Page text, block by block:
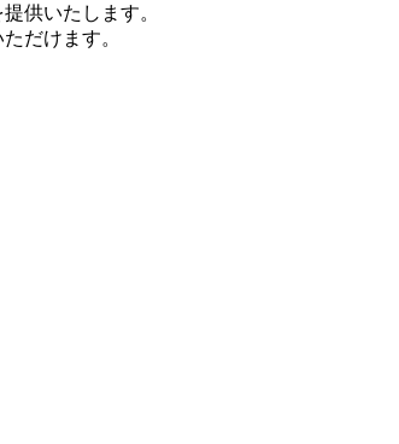
供いたします。
だけます。